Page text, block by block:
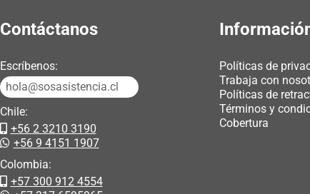
Contáctanos
Escríbenos:
hola@sosasistencia.cl
Chile:
+56 2 3210 3190
+56 9 4151 1907
Colombia:
+57 300 912 4554
Políticas de
Trabaja con
Políticas de
Términos y
Cobertura